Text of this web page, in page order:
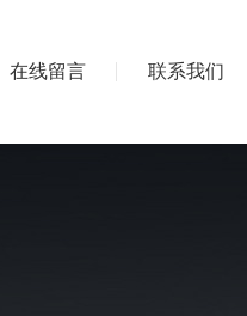
在线留言 联系我们